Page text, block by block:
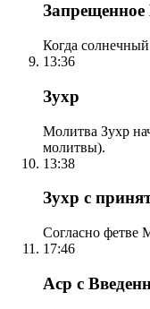
Когда
13:36
Зухр
Молитва Зухр
молитвы).
13:38
Зухр с
Согласно фетве
17:46
Аср с